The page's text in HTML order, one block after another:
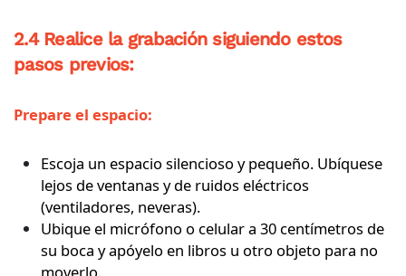
2.4 Realice la grabación siguiendo estos
pasos previos:
Prepare el espacio:
Escoja un espacio silencioso y pequeño. Ubíquese
lejos de ventanas y de ruidos eléctricos
(ventiladores, neveras).
Ubique el micrófono o celular a 30 centímetros de
su boca y apóyelo en libros u otro objeto para no
moverlo.